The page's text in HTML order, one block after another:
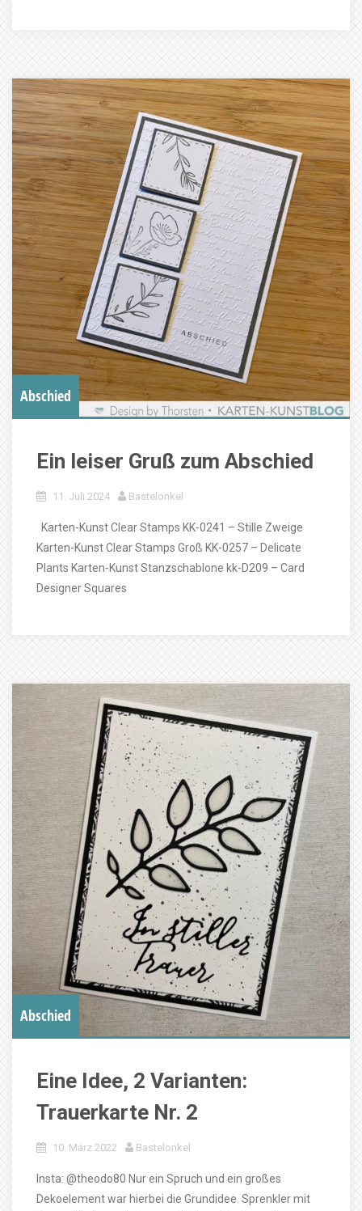
Abschied
Ein leiser Gruß zum Abschied
11. Juli 2024 Bastelonkel
Karten-Kunst Clear Stamps KK-0241 – Stille Zweige
Karten-Kunst Clear Stamps Groß KK-0257 – Delicate
Plants Karten-Kunst Stanzschablone kk-D209 – Card
Designer Squares
Abschied
Eine Idee, 2 Varianten:
Trauerkarte Nr. 2
10. März 2022 Bastelonkel
Insta: @theodo80 Nur ein Spruch und ein großes
Dekoelement war hierbei die Grundidee. Sprenkler mit